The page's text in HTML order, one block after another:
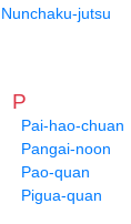
Nunchaku-jutsu
P
Pai-hao-chuan
Pangai-noon
Pao-quan
Pigua-quan